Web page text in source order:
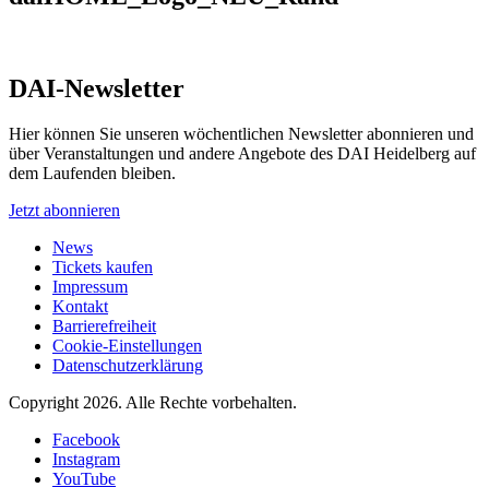
DAI-Newsletter
Hier können Sie unseren wöchentlichen Newsletter abonnieren und
über Veranstaltungen und andere Angebote des DAI Heidelberg auf
dem Laufenden bleiben.
Jetzt abonnieren
News
Tickets kaufen
Impressum
Kontakt
Barrierefreiheit
Cookie-Einstellungen
Datenschutzerklärung
Copyright 2026. Alle Rechte vorbehalten.
Facebook
Instagram
YouTube